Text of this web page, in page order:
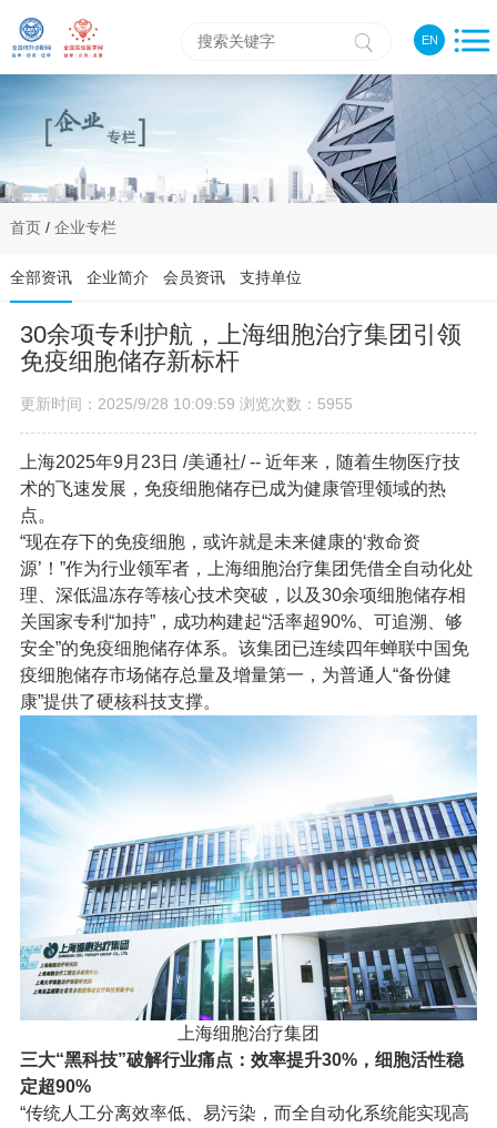
EN
首页/ 企业专栏
全部资讯 企业简介 会员资讯 支持单位
30余项专利护航，上海细胞治疗集团引领
免疫细胞储存新标杆
更新时间：2025/9/28 10:09:59 浏览次数：5955
上海2025年9月23日 /美通社/ -- 近年来，随着生物医疗技
术的飞速发展，免疫细胞储存已成为健康管理领域的热
点。
“现在存下的免疫细胞，或许就是未来健康的‘救命资
源’！”作为行业领军者，上海细胞治疗集团凭借全自动化处
理、深低温冻存等核心技术突破，以及30余项细胞储存相
关国家专利“加持”，成功构建起“活率超90%、可追溯、够
安全”的免疫细胞储存体系。 该集团已连续四年蝉联中国免
疫细胞储存市场储存总量及增量第一，为普通人“备份健
康”提供了硬核科技支撑。
上海细胞治疗集团
三大“黑科技”破解行业痛点：效率提升30%，细胞活性稳
定超90%
“传统人工分离效率低、易污染，而全自动化系统能实现高